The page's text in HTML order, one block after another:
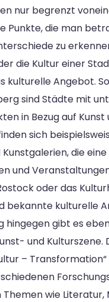
nur begrenzt
Punkte, die man
zu
die Kultur einer
kulturelle Angebot.
sind Städte mit
in Bezug auf Kunst
sich
Kunstgalerien, die
und
oder das
bekannte kulturelle
hingegen gibt es
und
–
wie Literatur,